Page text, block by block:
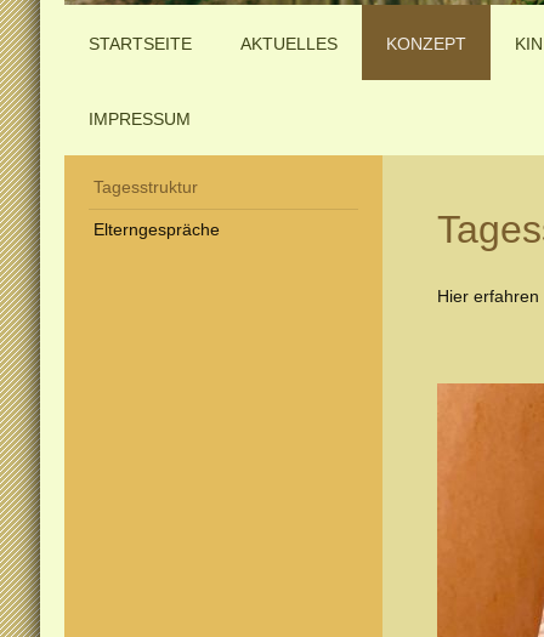
STARTSEITE AKTUELLES KONZEPT
IMPRESSUM
Hier
Tagesstruktur
Elterngespräche